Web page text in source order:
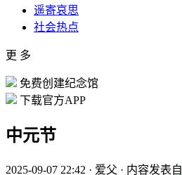
遥寄哀思
社会热点
更 多
免费创建纪念馆
下载官方APP
中元节
2025-09-07 22:42 · 爱父 · 内容发表自